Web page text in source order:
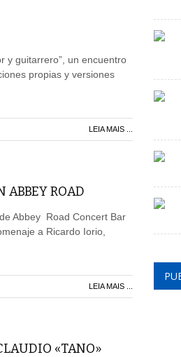
y guitarrero”, un encuentro
propias y versiones
LEIA MAIS ...
ABBEY ROAD
Abbey Road Concert Bar
a Ricardo Iorio,
LEIA MAIS ...
«TANO»